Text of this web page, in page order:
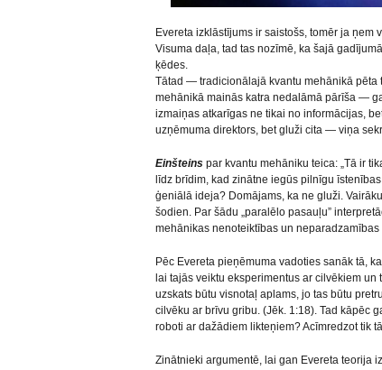
Evereta izklāstījums ir saistošs, tomēr ja
Visuma daļa, tad tas nozīmē, ka šajā
ķēdes.
Tātad — tradicionālajā kvantu mehānikā pēta
mehānikā mainās katra nedalāmā pārīša —
izmaiņas atkarīgas ne tikai no informācijas,
uzņēmuma direktors, bet gluži cita — viņa
Einšteins par kvantu mehāniku teica: „Tā ir
līdz brīdim, kad zinātne iegūs pilnīgu
ģeniālā ideja? Domājams, ka ne gluži.
šodien. Par šādu „paralēlo pasauļu”
mehānikas nenoteiktības un
Pēc Evereta pieņēmuma vadoties sanāk tā,
lai tajās veiktu eksperimentus ar cilvēkiem
uzskats būtu visnotaļ aplams, jo tas būtu
cilvēku ar brīvu gribu. (Jēk. 1:18). Tad kāpēc
roboti ar dažādiem likteņiem? Acīmredzot tik
Zinātnieki argumentē, lai gan Evereta teorija